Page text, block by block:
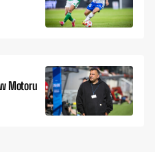
Motoru